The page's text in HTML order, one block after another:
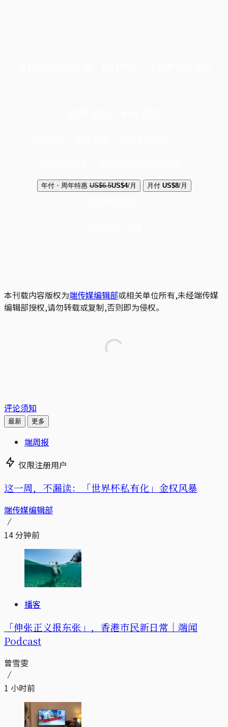
年付・周年特惠 US$6.5US$4/月 月付 US$8/月
本刊载内容版权为端传媒编辑部或相关单位所有,未经端传媒
编辑部授权,请勿转载或复制,否则即为侵权。
评论须知
最新 更多
端周报
仅限注册用户
这一周，不漏读：「世界杯私有化」金权风暴
端传媒编辑部
14 分钟前
播客
「伸张正义报东张」，香港市民新日常｜端闻
Podcast
曾雪雯
1 小时前